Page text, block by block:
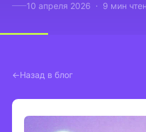
10 апреля 2026 · 9 мин
Назад в блог